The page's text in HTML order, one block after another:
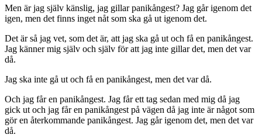
Men är jag själv känslig, jag gillar panikångest? Jag går igenom det
igen, men det finns inget nåt som ska gå ut igenom det.
Det är så jag vet, som det är, att jag ska gå ut och få en panikångest.
Jag känner mig själv och själv för att jag inte gillar det, men det var
då.
Jag ska inte gå ut och få en panikångest, men det var då.
Och jag får en panikångest. Jag får ett tag sedan med mig då jag
gick ut och jag får en panikångest på vägen då jag inte är något som
gör en återkommande panikångest. Jag går igenom det, men det var
då.